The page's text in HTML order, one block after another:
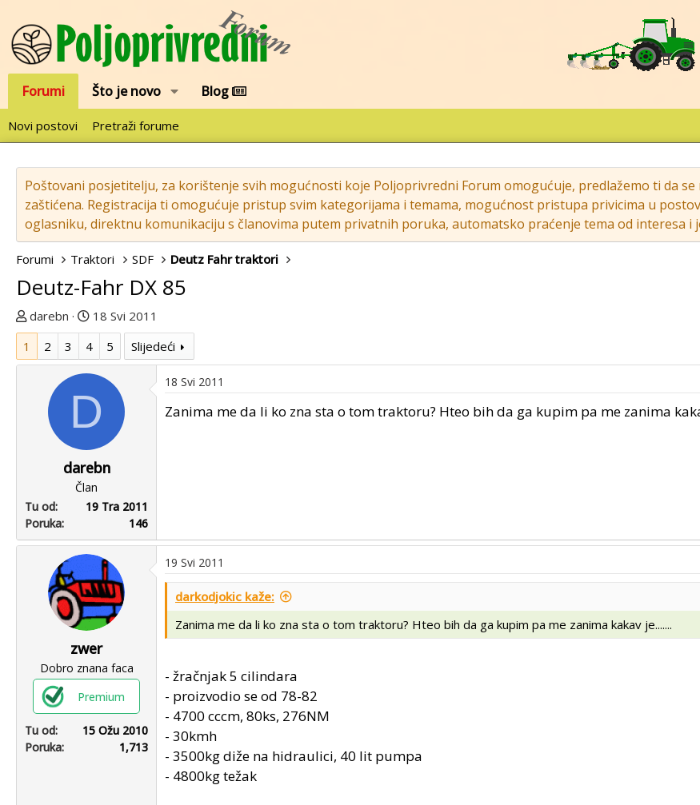
Forumi Što je novo Blog
Novi postovi Pretraži forume
Poštovani posjetitelju, za korištenje svih mogućnosti koje Poljoprivredni Forum omogućuje, predlažemo ti da
zaštićena. Registracija ti omogućuje pristup svim kategorijama i temama, mogućnost pristupa privicima u
oglasniku, direktnu komunikaciju s članovima putem privatnih poruka, automatsko praćenje tema od interesa
Forumi Traktori SDF Deutz Fahr traktori
Deutz-Fahr DX 85
T
e
u
o
darebn
D
a
t
u
p
r
g
p
o
t
a
18 Svi 2011
1
2 3 4 5 Slijedeći
D
darebn
Član
Tu od
19 Tra 2011
Poruka
146
18 Svi 2011
Zanima me da li ko zna sta o tom traktoru? Hteo bih da ga kupim pa me zanima
zwer
Dobro znana faca
Premium
Tu od
15 Ožu 2010
Poruka
1,713
19 Svi 2011
darkodjokic kaže:
Zanima me da li ko zna sta o tom traktoru? Hteo bih da ga kupim pa me zanima kakav je.......
- žračnjak 5 cilindara
- proizvodio se od 78-82
- 4700 cccm, 80ks, 276NM
- 30kmh
- 3500kg diže na hidraulici, 40 lit pumpa
- 4800kg težak